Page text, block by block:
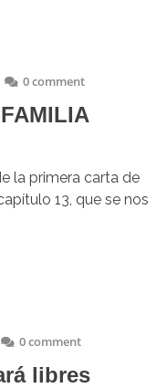
0 comment
la primera carta de
13, que se nos
0 comment
libres